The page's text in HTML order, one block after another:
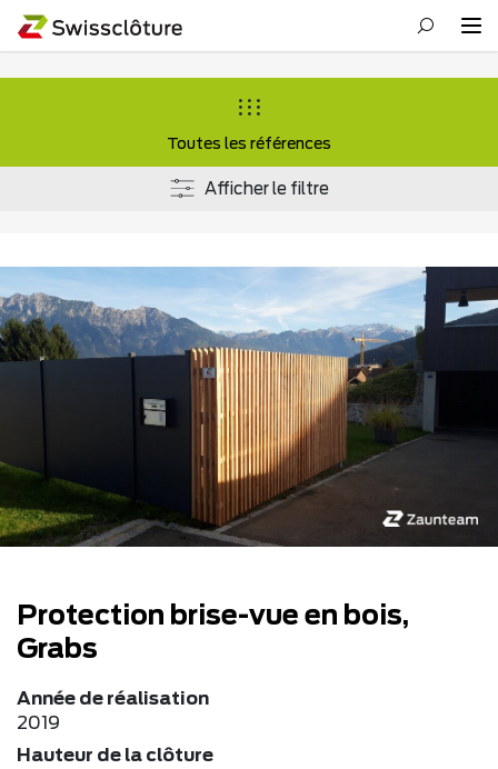
Toutes les références
Afficher le filtre
Protection brise-vue en bois,
Grabs
Année de réalisation
2019
Hauteur de la clôture